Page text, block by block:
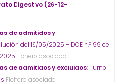
Digestivo (26-12-
de admitidos y
del 16/05/2025 – DOE n.º 99 de
Fichero asociado
de admitidos y excluidos:Turno
Fichero asociado